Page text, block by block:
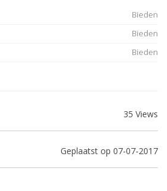
Bieden
Bieden
Bieden
35 Views
Geplaatst op 07-07-2017